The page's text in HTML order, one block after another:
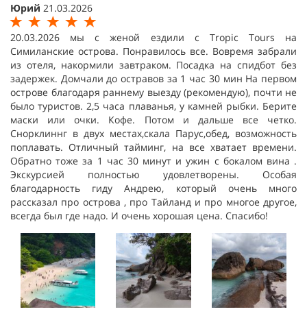
Юрий 21.03.2026
20.03.2026 мы с женой ездили с Tropic Tours на
Симиланские острова. Понравилось все. Вовремя забрали
из отеля, накормили завтраком. Посадка на спидбот без
задержек. Домчали до остравов за 1 час 30 мин На первом
острове благодаря раннему выезду (рекомендую), почти не
было туристов. 2,5 часа плаванья, у камней рыбки. Берите
маски или очки. Кофе. Потом и дальше все четко.
Снорклиннг в двух местах,скала Парус,обед, возможность
поплавать. Отличный тайминг, на все хватает времени.
Обратно тоже за 1 час 30 минут и ужин с бокалом вина .
Экскурсией полностью удовлетворены. Особая
благодарность гиду Андрею, который очень много
рассказал про острова , про Тайланд и про многое другое,
всегда был где надо. И очень хорошая цена. Спасибо!